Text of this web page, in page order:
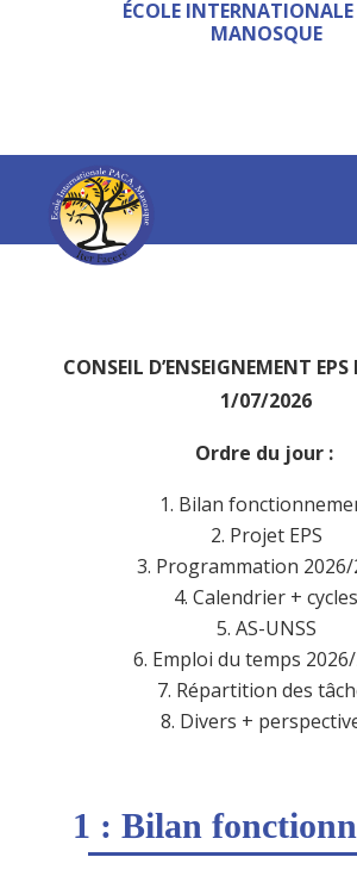
ÉCOLE
MANOSQUE
CONSEIL D’ENSEIGNEMENT
1/07/2026
Ordre du jour :
Bilan
Projet EPS
Programmation 2026/
Calendrier + cycles
AS-UNSS
Emploi du temps
Répartition des
Divers +
1 : Bilan